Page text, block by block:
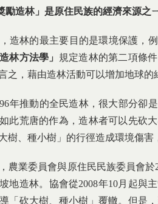
勵造林」是原住民族的經濟來源之ㄧ
造林的最主要目的是環境保護，
林方法學」 規定造林的第二項條
之，藉由造林活動可以增加地球的
年推動的全民造林，很大部分卻
此荒唐的作為，造林者可以先砍
樹、種小樹」的行徑造成環境傷害
農業委員會與原住民民族委員會於
地造林。協會從2008年10月起與
「砍大樹、種小樹」覆轍。但是